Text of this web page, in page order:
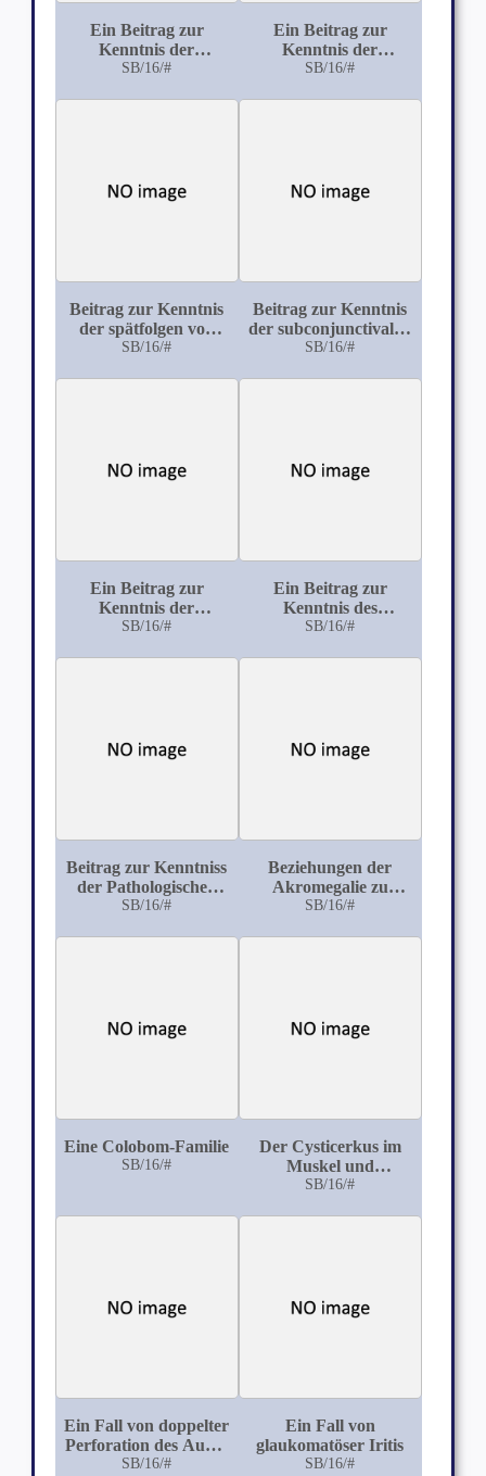
Ein Beitrag zur
Kenntnis der
Explosionsverletzungen
SB/16/#
Ein Beitrag zur
Kenntnis der
metastatischen
SB/16/#
Beitrag zur Kenntnis
der spätfolgen von
contusio bulbi
SB/16/#
Beitrag zur Kenntnis
der subconjunctivalen
Bulbusrupturen
SB/16/#
Ein Beitrag zur
Kenntnis der
traumatischen serösen
SB/16/#
Ein Beitrag zur
Kenntnis des
Melanosarkoms der
SB/16/#
Beitrag zur Kenntniss
der Pathologischen
Anatomie des
SB/16/#
Beziehungen der
Akromegalie zu
Augenerkrankungen
SB/16/#
Eine Colobom-Familie
SB/16/#
Der Cysticerkus im
Muskel und
Unterhaut-Zellgewebe
SB/16/#
Ein Fall von doppelter
Perforation des Auges
durch einen 19 mm
SB/16/#
Ein Fall von
glaukomatöser Iritis
SB/16/#